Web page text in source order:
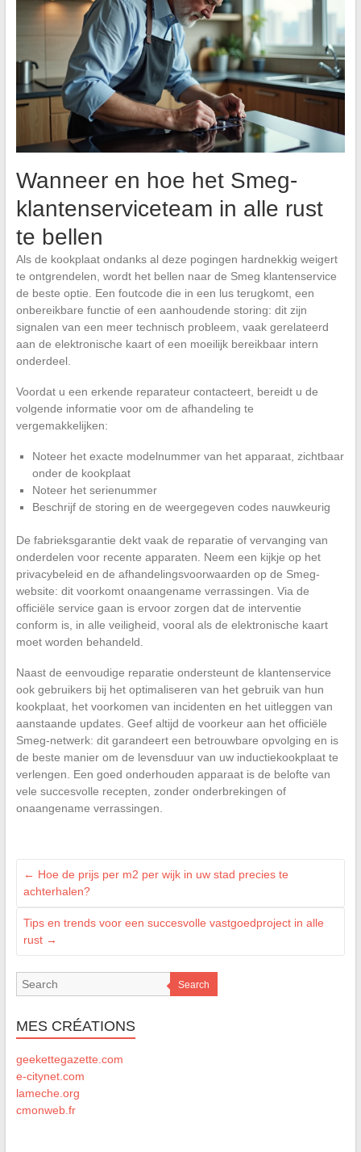
Wanneer en hoe het Smeg-
klantenserviceteam in alle rust
te bellen
Als de kookplaat ondanks al deze pogingen hardnekkig weigert
te ontgrendelen, wordt het bellen naar de Smeg klantenservice
de beste optie. Een foutcode die in een lus terugkomt, een
onbereikbare functie of een aanhoudende storing: dit zijn
signalen van een meer technisch probleem, vaak gerelateerd
aan de elektronische kaart of een moeilijk bereikbaar intern
onderdeel.
Voordat u een erkende reparateur contacteert, bereidt u de
volgende informatie voor om de afhandeling te
vergemakkelijken:
Noteer het exacte modelnummer van het apparaat, zichtbaar
onder de kookplaat
Noteer het serienummer
Beschrijf de storing en de weergegeven codes nauwkeurig
De fabrieksgarantie dekt vaak de reparatie of vervanging van
onderdelen voor recente apparaten. Neem een kijkje op het
privacybeleid en de afhandelingsvoorwaarden op de Smeg-
website: dit voorkomt onaangename verrassingen. Via de
officiële service gaan is ervoor zorgen dat de interventie
conform is, in alle veiligheid, vooral als de elektronische kaart
moet worden behandeld.
Naast de eenvoudige reparatie ondersteunt de klantenservice
ook gebruikers bij het optimaliseren van het gebruik van hun
kookplaat, het voorkomen van incidenten en het uitleggen van
aanstaande updates. Geef altijd de voorkeur aan het officiële
Smeg-netwerk: dit garandeert een betrouwbare opvolging en is
de beste manier om de levensduur van uw inductiekookplaat te
verlengen. Een goed onderhouden apparaat is de belofte van
vele succesvolle recepten, zonder onderbrekingen of
onaangename verrassingen.
← Hoe de prijs per m2 per wijk in uw stad precies te
achterhalen?
Tips en trends voor een succesvolle vastgoedproject in alle
rust →
Search
MES CRÉATIONS
geekettegazette.com
e-citynet.com
lameche.org
cmonweb.fr